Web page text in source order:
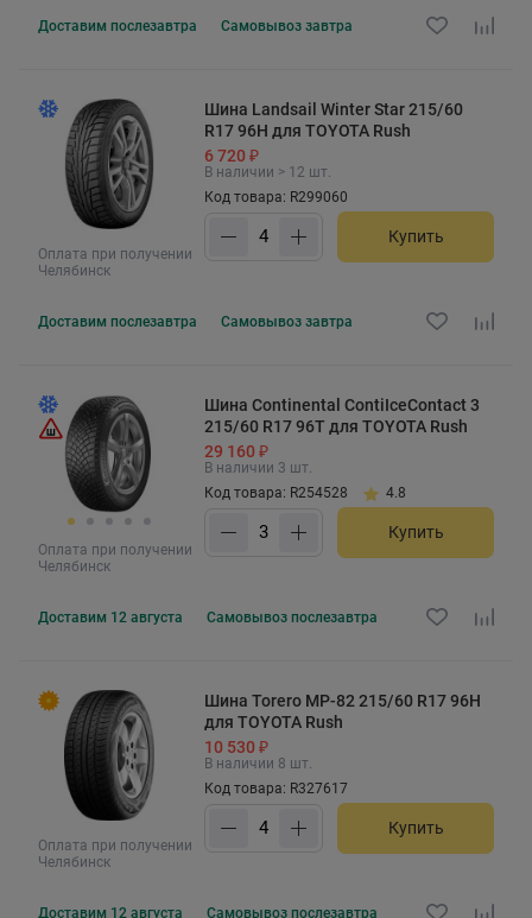
Доставим послезавтра Самовывоз завтра
Оплата при получении
Челябинск
Шина Landsail Winter Star 215/60
R17 96H для TOYOTA Rush
6 720 ₽
В наличии > 12 шт.
Код товара: R299060
Купить
Доставим послезавтра Самовывоз завтра
Оплата при получении
Челябинск
Шина Continental ContiIceContact 3
215/60 R17 96T для TOYOTA Rush
29 160 ₽
В наличии 3 шт.
Код товара: R254528
4.8
Купить
Доставим 12 августа Самовывоз послезавтра
Оплата при получении
Челябинск
Шина Torero MP-82 215/60 R17 96H
для TOYOTA Rush
10 530 ₽
В наличии 8 шт.
Код товара: R327617
Купить
Доставим 12 августа Самовывоз послезавтра